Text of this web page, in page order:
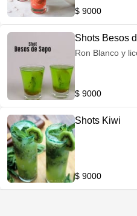
$ 9000
Shots Besos
Ron Blanco y
$ 9000
Shots Kiwi
$ 9000